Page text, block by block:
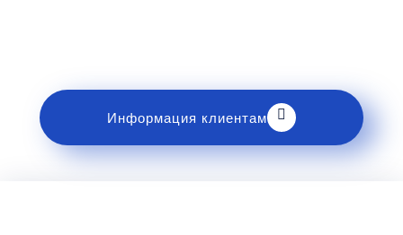
Информация клиентам